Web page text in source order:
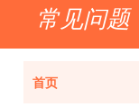
常见问题
首页